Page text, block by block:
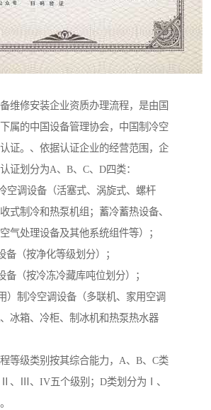
维修安装企业资质办理流程，是由国
属的中国设备管理协会，中国制冷空
证。、依据认证企业的经营范围，企
证划分为A、B、C、D四类：
空调设备（活塞式、涡旋式、螺杆
式制冷和热泵机组；蓄冷蓄热设备、
气处理设备及其他系统组件等）；
备（按净化等级划分）；
备（按冷冻冷藏库吨位划分）；
）制冷空调设备（多联机、家用空调
冰箱、冷柜、制冰机和热泵热水器
等级类别按其综合能力，A、B、C类
、Ⅲ、IV五个级别；D类划分为Ⅰ、